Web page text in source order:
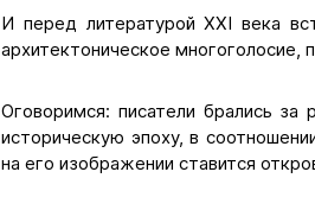
И перед литературой XXI века
архитектоническое
Оговоримся: писатели брались
историческую эпоху, в
на его изображении ставится